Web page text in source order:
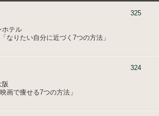
325
ホテル
なりたい自分に近づく7つの方法」
324
画で痩せる7つの方法」